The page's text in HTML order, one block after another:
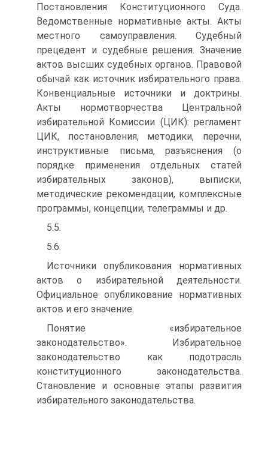
Постановления Конституционного Суда.
Ведомственные нормативные акты. Акты
местного самоуправления. Судебный
прецедент и судебные решения. Значение
актов высших судебных органов. Правовой
обычай как источник избирательного права.
Конвенциальные источники и доктрины.
Акты нормотворчества Центральной
избирательной Комиссии (ЦИК): регламент
ЦИК, постановления, методики, перечни,
инструктивные письма, разъяснения (о
порядке применения отдельных статей
избирательных законов), выписки,
методические рекомендации, комплексные
программы, концепции, телеграммы и др.
5.5.
5.6.
Источники опубликования нормативных
актов о избирательной деятельности.
Официальное опубликование нормативных
актов и его значение.
Понятие «избирательное
законодательство». Избирательное
законодательство как подотрасль
конституционного законодательства.
Становление и основные этапы развития
избирательного законодательства.